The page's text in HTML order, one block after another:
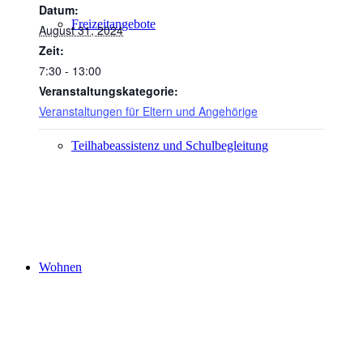
Freizeitangebote
Teilhabeassistenz und Schulbegleitung
Wohnen
Datum:
August 31, 2024
Zeit:
7:30 - 13:00
Veranstaltungskategorie:
Veranstaltungen für Eltern und Angehörige